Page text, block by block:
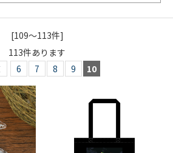
[109～113件]
113件あります
6
7 8 9 10